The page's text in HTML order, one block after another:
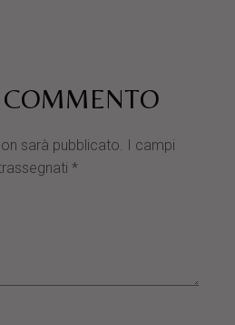
sarà pubblicato. I campi
*